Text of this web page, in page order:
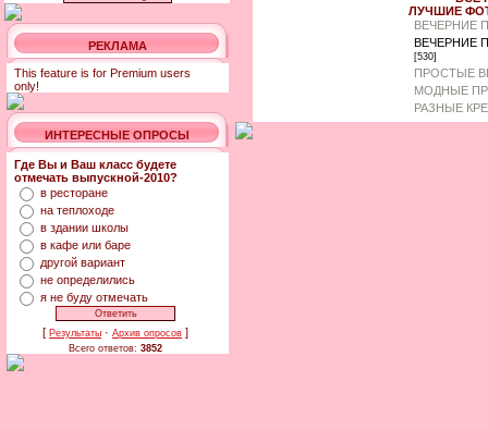
РЕКЛАМА
This feature is for Premium users
only!
ИНТЕРЕСНЫЕ ОПРОСЫ
Где Вы и Ваш класс будете
отмечать выпускной-2010?
в ресторане
на теплоходе
в здании школы
в кафе или баре
другой вариант
не определились
я не буду отмечать
[ Результаты · Архив опросов ]
Всего ответов: 3852
ЛУЧШИЕ
ВЕЧЕРНИЕ
ВЕЧЕРНИЕ
[530]
ПРОСТЫЕ
МОДНЫЕ
РАЗНЫЕ